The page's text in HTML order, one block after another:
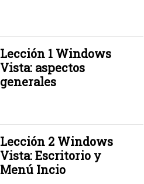
Lección 1 Windows
Vista: aspectos
generales
Lección 2 Windows
Vista: Escritorio y
Menú Incio